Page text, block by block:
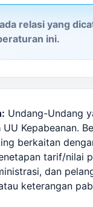
relasi yang
ini.
Undang-Undang
UU Kepabeanan.
berkaitan
tarif/nilai
dan
keterangan